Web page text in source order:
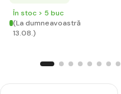
În stoc > 5 buc
(La dumneavoastră
13.08.)